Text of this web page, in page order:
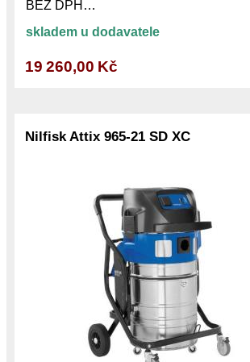
BEZ DPH…
skladem u dodavatele
19 260,00 Kč
Nilfisk Attix 965-21 SD XC